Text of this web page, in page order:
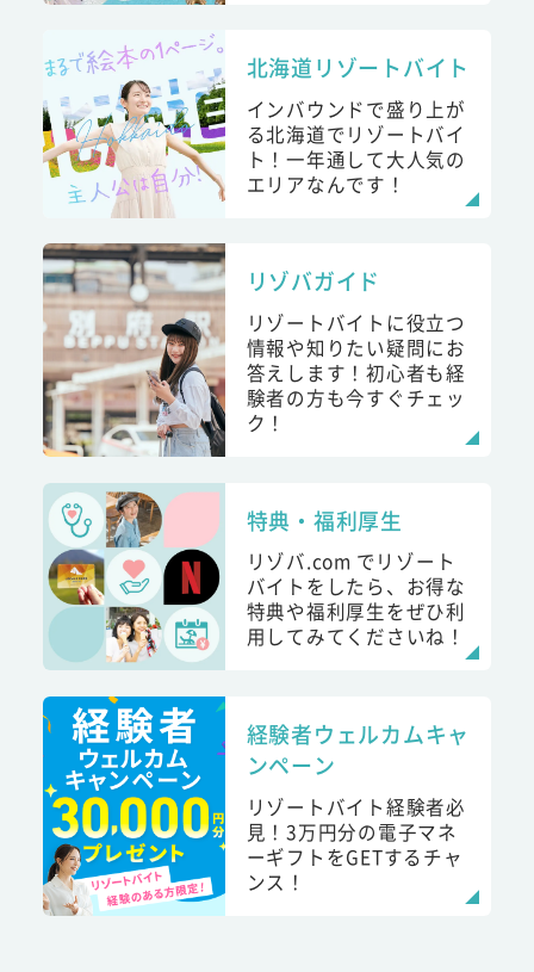
北海道リゾートバイト
インバウンドで盛り上が
る北海道でリゾートバイ
ト！一年通して大人気の
エリアなんです！
リゾバガイド
リゾートバイトに役立つ
情報や知りたい疑問にお
答えします！初心者も経
験者の方も今すぐチェッ
ク！
特典・福利厚生
リゾバ.com でリゾート
バイトをしたら、お得な
特典や福利厚生をぜひ利
用してみてくださいね！
経験者ウェルカムキャ
ンペーン
リゾートバイト経験者必
見！3万円分の電子マネ
ーギフトをGETするチャ
ンス！